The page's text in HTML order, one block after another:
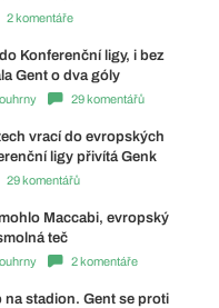
2 komentáře
Konferenční ligy, i bez
Gent o dva góly
29 komentářů
vrací do evropských
ligy přivítá Genk
29 komentářů
Maccabi, evropský
teč
2 komentáře
stadion. Gent se proti